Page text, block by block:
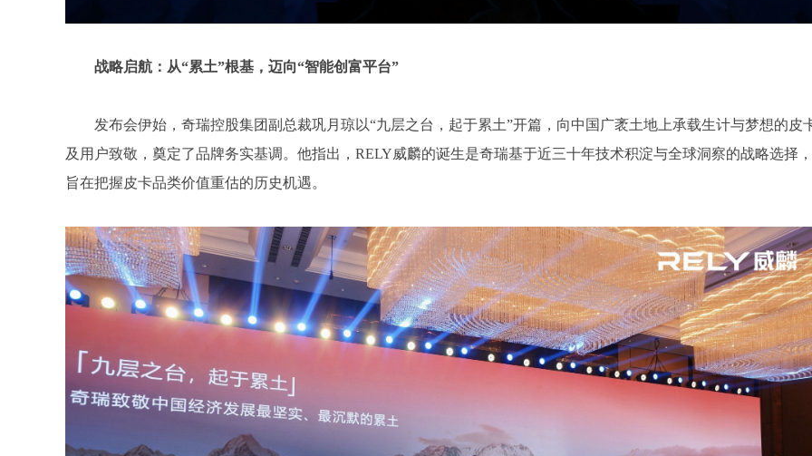
战略启航：从“累土”根基，迈向“智能创富平台”
发布会伊始，奇瑞控股集团副总裁巩月琼以“九层之台，起于累土”开篇，向中国广袤土地上承载生计与梦想的皮
及用户致敬，奠定了品牌务实基调。他指出，RELY威麟的诞生是奇瑞基于近三十年技术积淀与全球洞察的战略选择，
旨在把握皮卡品类价值重估的历史机遇。